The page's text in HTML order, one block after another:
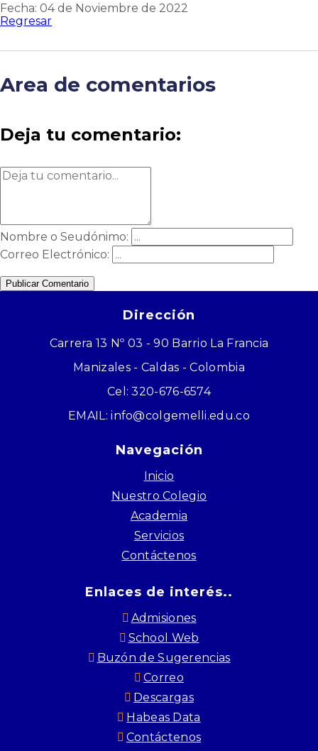
Fecha: 04 de Noviembre de 2022
Regresar
Area de comentarios
Deja tu comentario:
Nombre o Seudónimo:
Correo Electrónico:
Publicar Comentario
Dirección
Carrera 13 Nº 03 - 90 Barrio La Francia
Manizales - Caldas - Colombia
Cel: 320-676-6574
EMAIL: info@colgemelli.edu.co
Navegación
Inicio
Nuestro Colegio
Academia
Servicios
Contáctenos
Enlaces de interés..
Admisiones
School Web
Buzón de Sugerencias
Correo
Descargas
Habeas Data
Contáctenos